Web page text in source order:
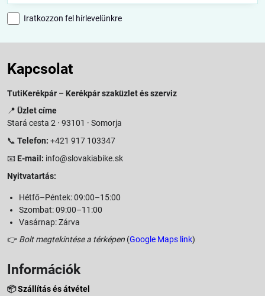
Iratkozzon fel hírlevelünkre
Kapcsolat
TutiKerékpár – Kerékpár szaküzlet és szerviz
📍 Üzlet címe
Stará cesta 2 · 93101 · Somorja
📞 Telefon: +421 917 103347
📧 E-mail: info@slovakiabike.sk
Nyitvatartás:
Hétfő–Péntek: 09:00–15:00
Szombat: 09:00–11:00
Vasárnap: Zárva
👉 Bolt megtekintése a térképen (Google Maps link)
Információk
📦Szállítás és átvétel